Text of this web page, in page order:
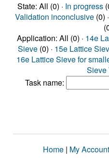
State: All (0) · In progress
Validation inconclusive(0) ·
Application: All (0) · 14e
Sieve (0) · 15e Lattice
16e Lattice Sieve for
Sieve
Task name:
Home | My Account